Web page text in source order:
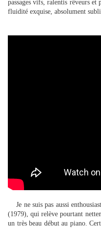
passages vifs, ralentis rêveurs et
fluidité exquise, absolument
Je ne suis pas aussi
(1979), qui relève pourtant
un très beau début au piano.